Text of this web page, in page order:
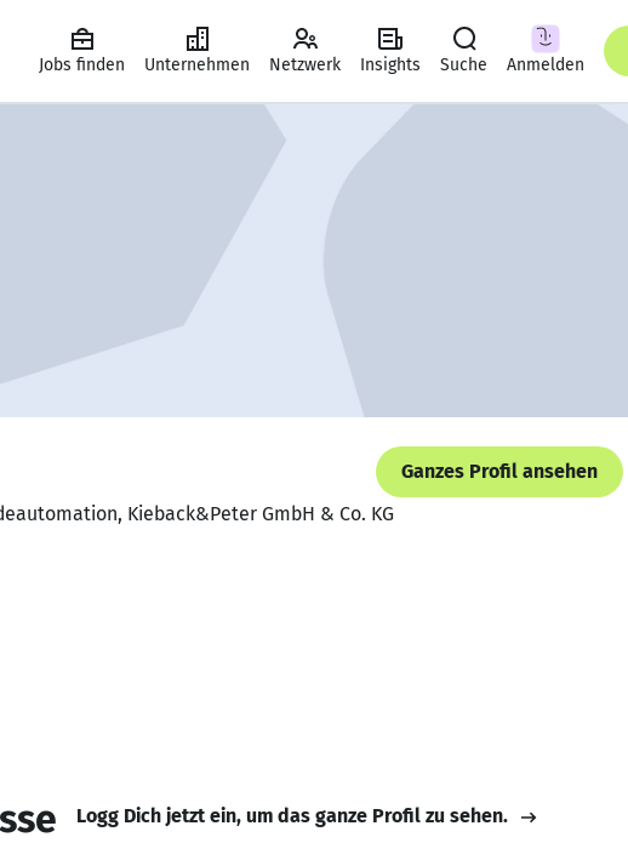
Jobs finden Unternehmen Netzwerk Insights Suche Anmelden
Ganzes Profil ansehen
Kieback&Peter GmbH & Co. KG
Logg Dich jetzt ein, um das ganze Profil zu sehen.